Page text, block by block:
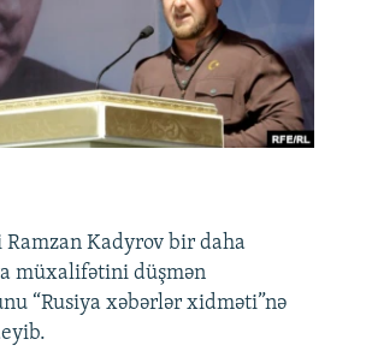
KITABXANASI
STANDARTLARIMIZ
TELEFONUNUZDA
saytlarıKadyrov bir daha
müxalifətini düşmən
“Rusiya xəbərlər xidməti”nə